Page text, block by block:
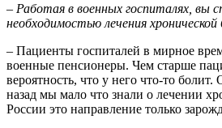
– Работая в военных госпиталях, вы
необходимостью лечения хронической
– Пациенты госпиталей в мирное
военные пенсионеры. Чем старше
вероятность, что у него что-то болит.
назад мы мало что знали о лечении
России это направление только